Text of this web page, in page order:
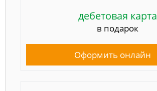
дебетовая карта
в подарок
Оформить онлайн